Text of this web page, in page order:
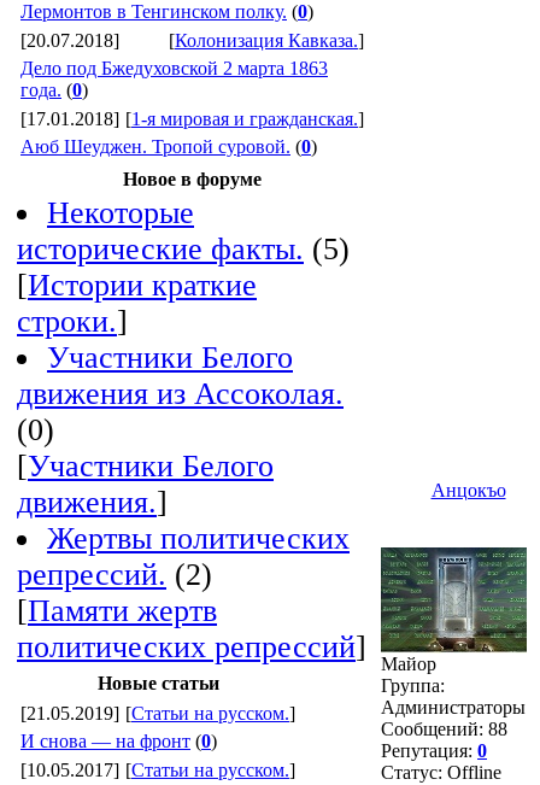
Лермонтов в Тенгинском полку. (0)
[20.07.2018]
[Колонизация Кавказа.]
Дело под Бжедуховской 2 марта 1863
года. (0)
[17.01.2018] [1-я мировая и гражданская.]
Аюб Шеуджен. Тропой суровой. (0)
Новое в форуме
Некоторые
исторические факты. (5)
[Истории краткие
строки.]
Участники Белого
движения из Ассоколая.
(0)
[Участники Белого
движения.]
Жертвы политических
репрессий. (2)
[Памяти жертв
политических репрессий]
Новые статьи
[21.05.2019] [Статьи на русском.]
И снова — на фронт (0)
[10.05.2017] [Статьи на русском.]
Анцокъо
Майор
Группа:
Администраторы
Сообщений: 88
Репутация: 0
Статус: Offline